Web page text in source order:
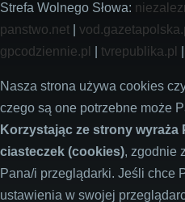
Strefa Wolnego Słowa:
panstwo.net
gpcodziennie.pl
tvrepublika.pl
Nasza strona używa cookies
czego są one potrzebne może
Korzystając ze strony wyraża
ciasteczek (cookies), zgodnie
Pana/i przeglądarki. Jeśli chce
ustawienia w swojej